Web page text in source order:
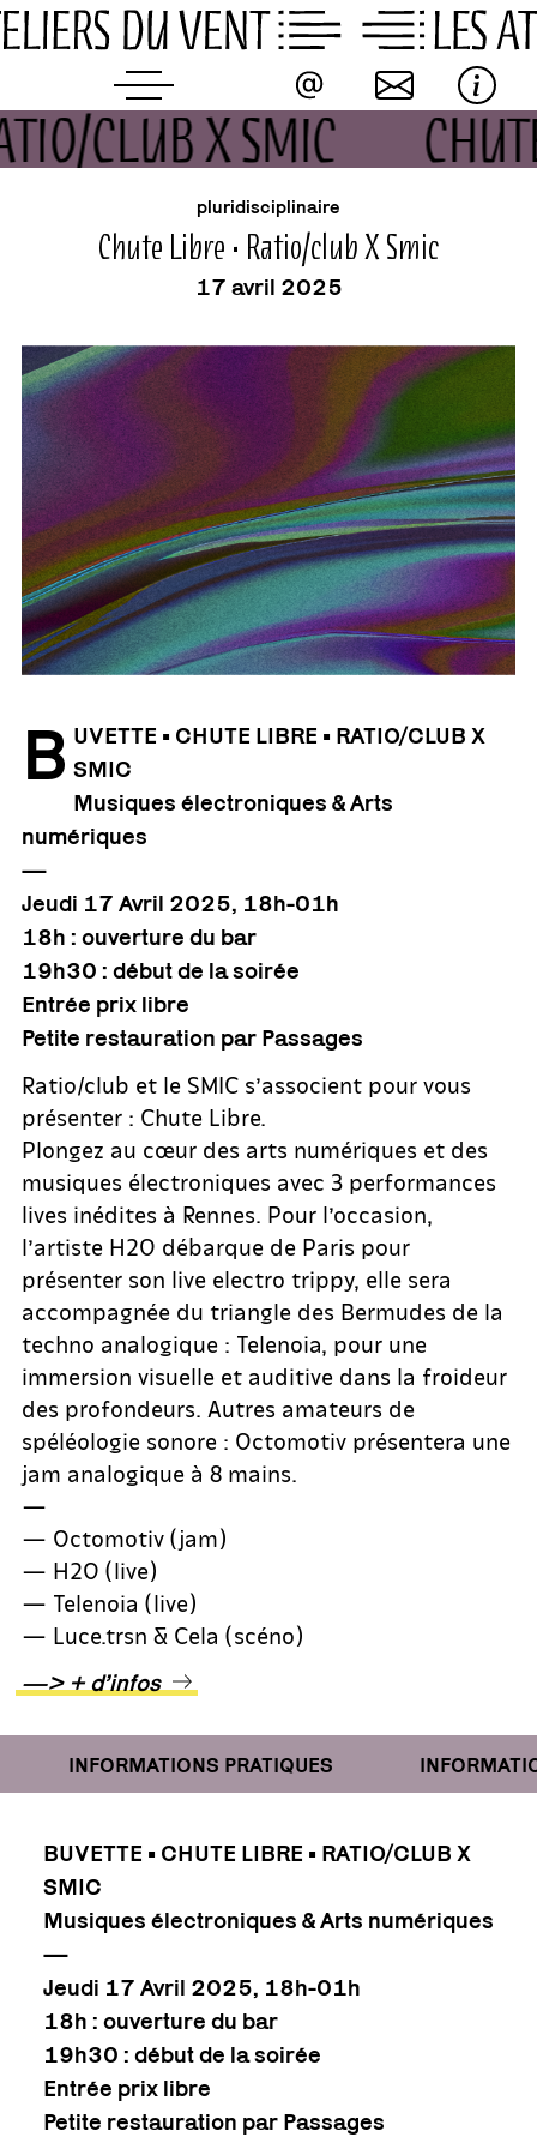
Skip
to
CLUB X SMIC
buvette
événement
pluridisciplinaire
Chute Libre • Ratio/club X Smic
17 avril 2025
B UVETTE • CHUTE LIBRE • RATIO/CLUB X
SMIC
Musiques électroniques & Arts
numériques
—
Jeudi 17 Avril 2025, 18h-01h
18h : ouverture du bar
19h30 : début de la soirée
Entrée prix libre
Petite restauration par Passages
Ratio/club et le SMIC s’associent pour vous
présenter : Chute Libre.
Plongez au cœur des arts numériques et des
musiques électroniques avec 3 performances
lives inédites à Rennes. Pour l’occasion,
l’artiste H2O débarque de Paris pour
présenter son live electro trippy, elle sera
accompagnée du triangle des Bermudes de la
techno analogique : Telenoia, pour une
immersion visuelle et auditive dans la froideur
des profondeurs. Autres amateurs de
spéléologie sonore : Octomotiv présentera une
jam analogique à 8 mains.
—
— Octomotiv (jam)
— H2O (live)
— Telenoia (live)
— Luce.trsn & Cela (scéno)
—> + d’infos
INFORMATIONS PRATIQUES
BUVETTE • CHUTE LIBRE • RATIO/CLUB X
SMIC
Musiques électroniques & Arts numériques
—
Jeudi 17 Avril 2025, 18h-01h
18h : ouverture du bar
19h30 : début de la soirée
Entrée prix libre
Petite restauration par Passages